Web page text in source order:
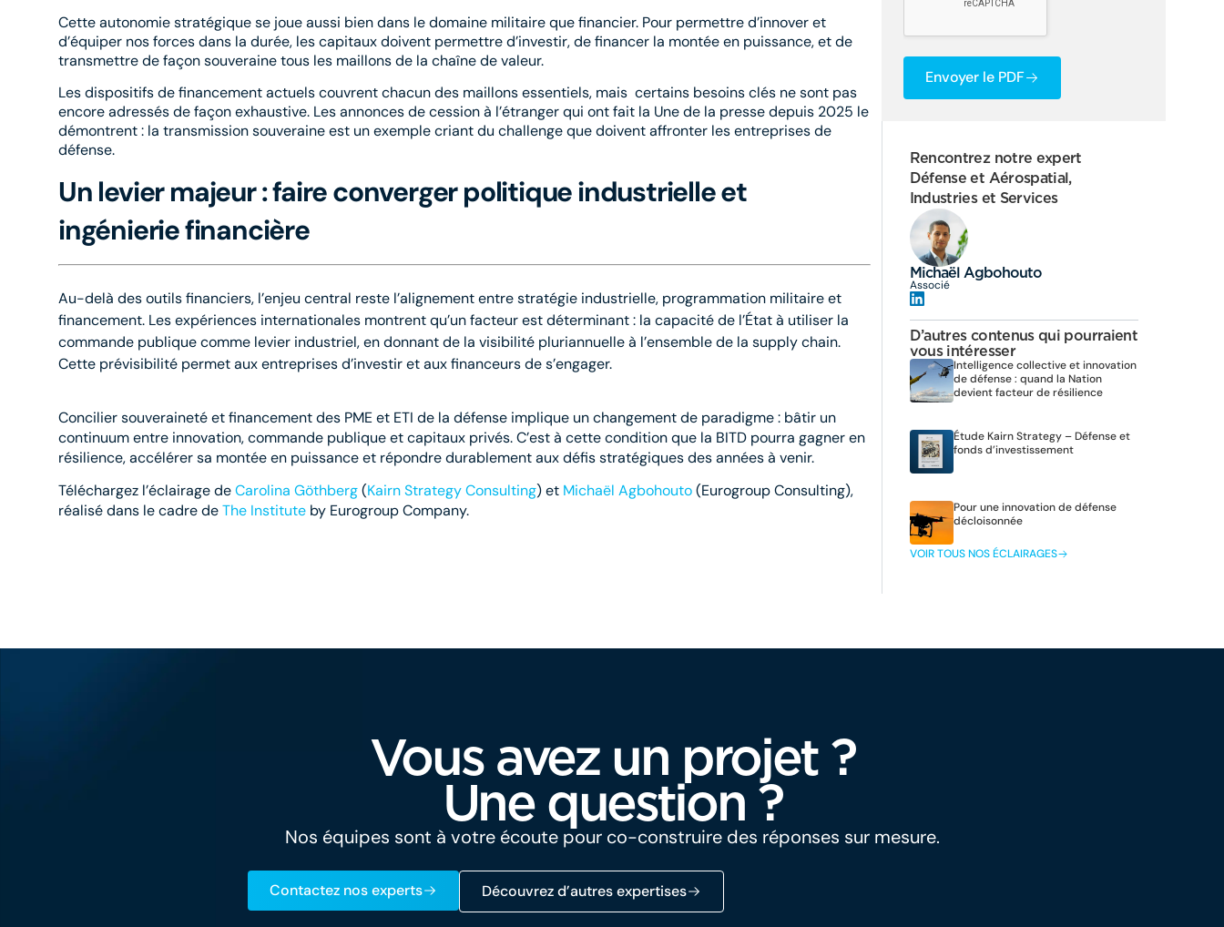
Cette autonomie stratégique se joue aussi bien dans le domaine militaire que financier. Pour permettre d’innover et
d’équiper nos forces dans la durée, les capitaux doivent permettre d’investir, de financer la montée en puissance, et de
transmettre de façon souveraine tous les maillons de la chaîne de valeur.
Les dispositifs de financement actuels couvrent chacun des maillons essentiels, mais certains besoins clés ne sont pas
encore adressés de façon exhaustive. Les annonces de cession à l’étranger qui ont fait la Une de la presse depuis 2025 le
démontrent : la transmission souveraine est un exemple criant du challenge que doivent affronter les entreprises de
défense.
Un levier majeur : faire converger politique industrielle et
ingénierie financière
Au-delà des outils financiers, l’enjeu central reste l’alignement entre stratégie industrielle, programmation militaire et
financement. Les expériences internationales montrent qu’un facteurest déterminant : la capacité de l’État à utiliser la
commande publique comme levier industriel, en donnant de la visibilité pluriannuelle à l’ensemble de la supply chain.
Cette prévisibilité permet aux entreprises d’investir et auxfinanceurs de s’engager.
Concilier souveraineté et financement des PME et ETI de la défense implique un changement de paradigme : bâtir un
continuum entre innovation, commande publique et capitaux privés. C’est à cette condition que la BITD pourra gagner en
résilience, accélérer sa montée en puissance et répondre durablement aux défis stratégiques des années à venir.
Téléchargez l’éclairage deCarolina Göthberg(Kairn Strategy Consulting) et Michaël Agbohouto(Eurogroup Consulting),
réalisé dans le cadre deThe Institute by Eurogroup Company.
Envoyer le PDF
Rencontrez notre expert
Défense et Aérospatial,
Industries et Services
Michaël Agbohouto
Associé
D’autres contenus qui pourraient
vous intéresser
Intelligence collective et innovation
de défense : quand la Nation
devient facteur de résilience
Étude Kairn Strategy – Défense et
fonds d’investissement
Pour une innovation de défense
décloisonnée
VOIR TOUS NOS ÉCLAIRAGES
Vous avez un projet ?
Une question ?
Nos équipes sont à votre écoute pour co-construire des réponses sur mesure.
Contactez nos experts Découvrez d’autres expertises